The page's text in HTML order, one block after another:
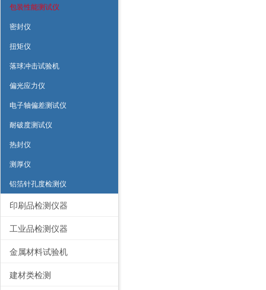
包装性能测试仪
密封仪
扭矩仪
落球冲击试验机
偏光应力仪
电子轴偏差测试仪
耐破度测试仪
热封仪
测厚仪
铝箔针孔度检测仪
印刷品检测仪器
工业品检测仪器
金属材料试验机
建材类检测